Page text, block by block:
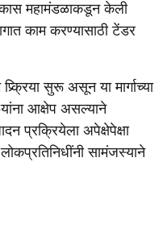
महामंडळाकडून केली
काम करण्यासाठी टेंडर
सुरू असून या मार्गाच्या
आक्षेप असल्याने
प्रक्रियेला अपेक्षेपेक्षा
सामंजस्याने